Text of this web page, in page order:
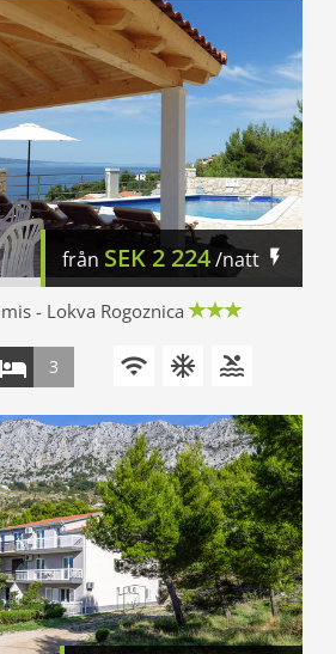
från SEK2 224/natt
- Lokva Rogoznica
3